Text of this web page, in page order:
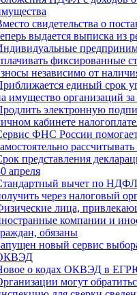
свидетельства о
выдается выписка из
фиксированные
независимо от
единый срок
имущество организаций за
электронную
кабинете
ФНС России
представления
апреля
вычет по
через налоговый
лица,
компании и
обязаны
новый сервис
о кодах ОКВЭД в
могут